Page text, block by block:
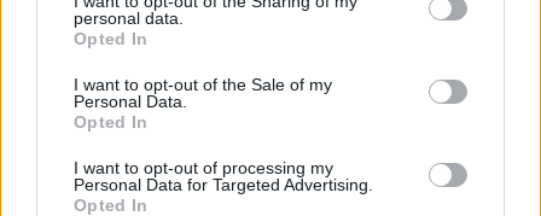
personal data.
Opted In
I want to opt-out of the Sale of my
Personal Data.
Opted In
I want to opt-out of processing my
Personal Data for Targeted Advertising.
Opted In